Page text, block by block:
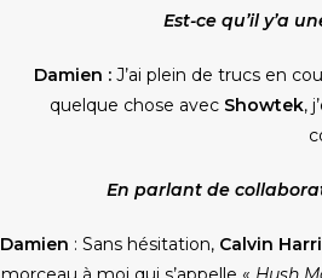
Est-ce qu’il y’a
Damien : J’ai plein de trucs en
quelque chose avec Showtek,
En parlant de
Damien : Sans hésitation, Calvin